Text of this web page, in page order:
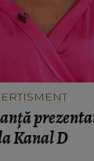
Kanal D